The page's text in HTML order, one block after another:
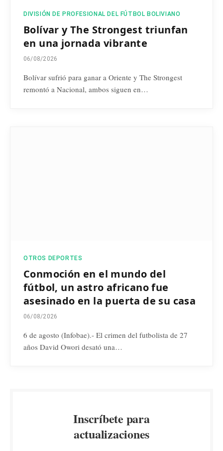
DIVISIÓN DE PROFESIONAL DEL FÚTBOL BOLIVIANO
Bolívar y The Strongest triunfan
en una jornada vibrante
06/08/2026
Bolívar sufrió para ganar a Oriente y The Strongest
remontó a Nacional, ambos siguen en…
OTROS DEPORTES
Conmoción en el mundo del
fútbol, un astro africano fue
asesinado en la puerta de su casa
06/08/2026
6 de agosto (Infobae).- El crimen del futbolista de 27
años David Owori desató una…
Inscríbete para
actualizaciones